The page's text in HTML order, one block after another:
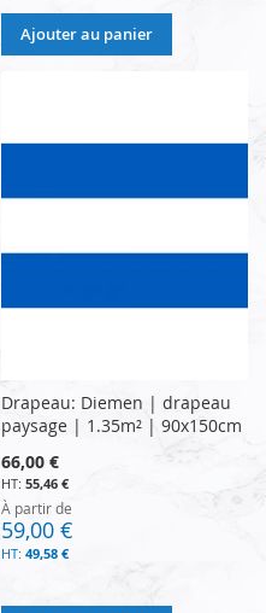
Ajouter au panier
Drapeau: Diemen | drapeau
paysage | 1.35m² | 90x150cm
66,00 €
55,46 €
À partir de
59,00 €
49,58 €